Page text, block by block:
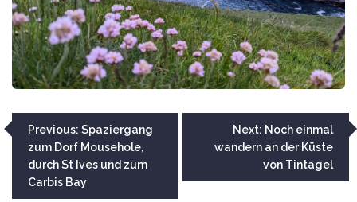
Beitragsnavigation
Previous: Spaziergang
zum Dorf Mousehole,
durch St Ives und zum
Carbis Bay
Next: Noch einmal
wandern an der Küste
von Tintagel